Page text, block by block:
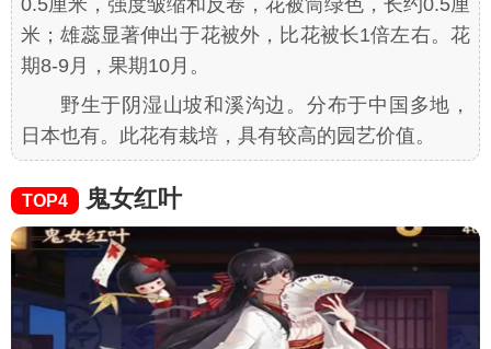
米；雄蕊显著伸出于花被外，比花被长1倍左右。花
期8-9月，果期10月。
野生于阴湿山坡和溪沟边。分布于中国多地，
日本也有。此花有栽培，具有较高的园艺价值。
TOP4 鬼女红叶